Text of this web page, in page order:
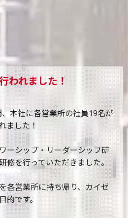
われました！
本社に各営業所の社員19名が
ました！
ーシップ・リーダーシップ研
修を行っていただきました。
各営業所に持ち帰り、カイゼ
的です。